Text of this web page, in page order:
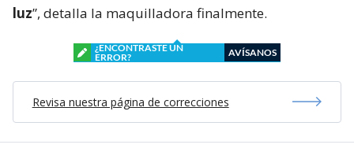
luz”, detalla la maquilladora finalmente.
¿ENCONTRASTE UN
ERROR?
AVÍSANOS
Revisa nuestra página de correcciones